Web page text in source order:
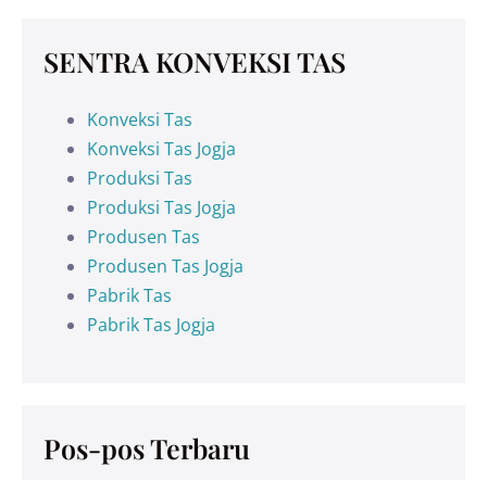
SENTRA KONVEKSI TAS
Konveksi Tas
Konveksi Tas Jogja
Produksi Tas
Produksi Tas Jogja
Produsen Tas
Produsen Tas Jogja
Pabrik Tas
Pabrik Tas Jogja
Pos-pos Terbaru